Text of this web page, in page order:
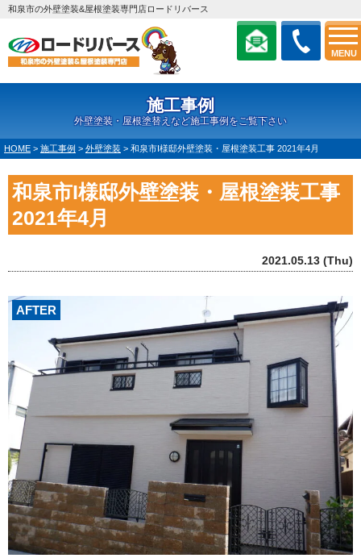
MENU
和泉市の外壁塗装&屋根塗装専門店ロードリバース
施工事例
外壁塗装・屋根塗替えなど施工事例をご覧下さい
HOME > 施工事例 > 外壁塗装 > 和泉市I様邸外壁塗装・屋根塗装工事 2021年4月
和泉市I様邸外壁塗装・屋根塗装工事
2021年4月
2021.05.13 (Thu)
AFTER